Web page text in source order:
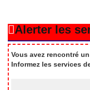
Alerter les
Vous avez rencontré
Informez les services